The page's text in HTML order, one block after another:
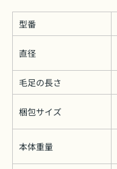
型番
直径
毛足の長さ
梱包サイズ
本体重量